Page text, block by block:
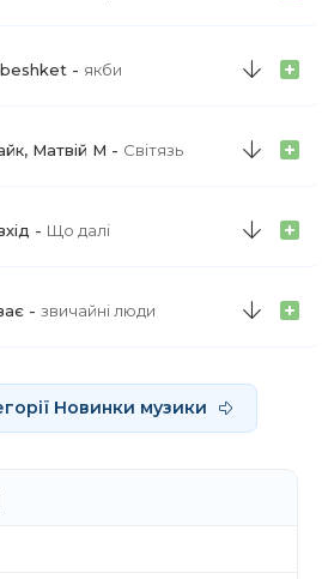
якби
Матвій М Світязь
Що далі
звичайні люди
Новинки музики